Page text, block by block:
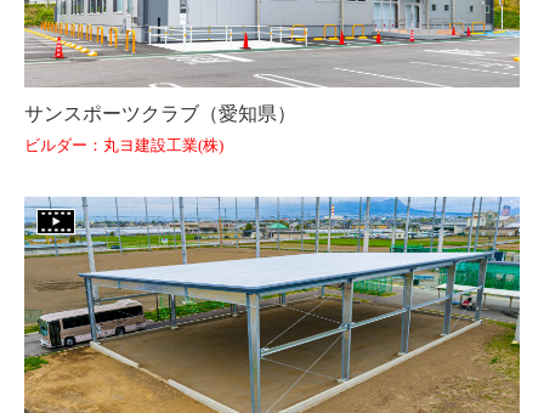
サンスポーツクラブ（愛知県）
ビルダー：丸ヨ建設工業(株)